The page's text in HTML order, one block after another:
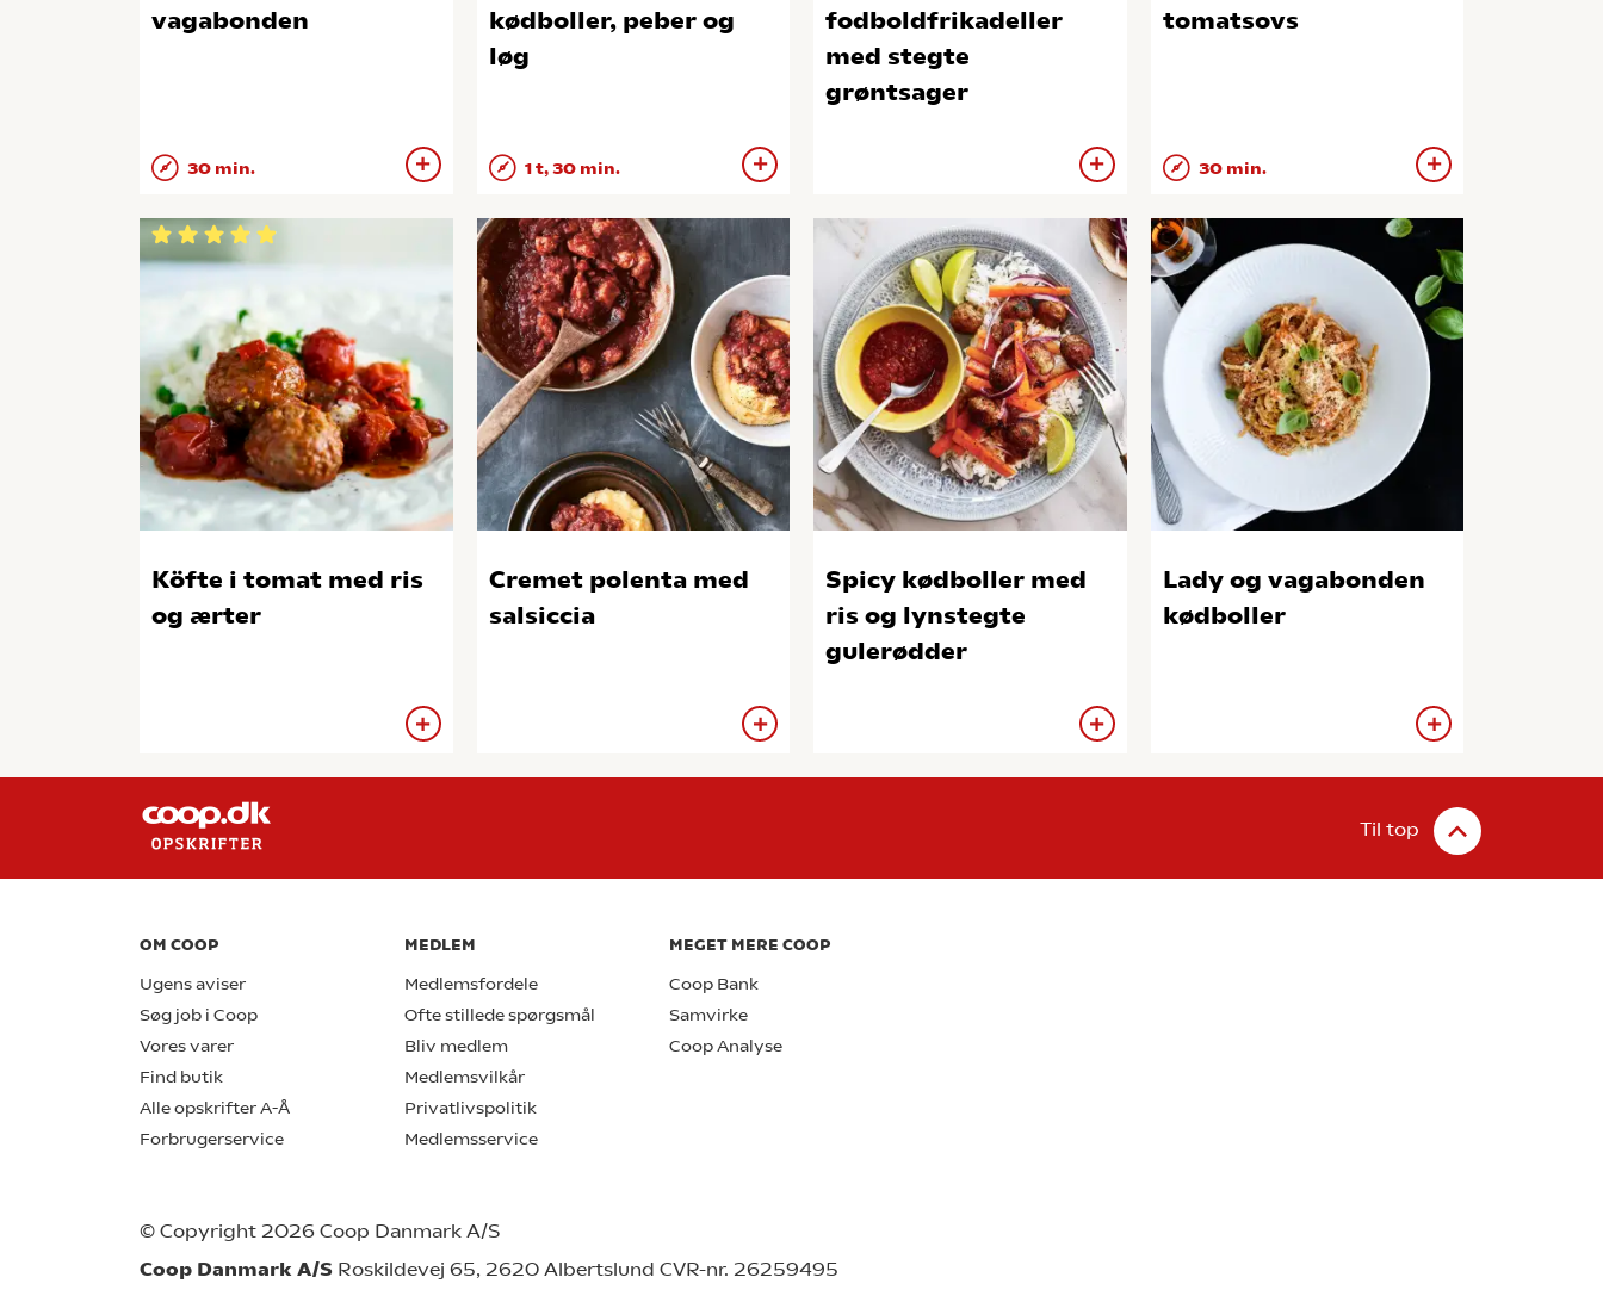
vagabonden
30 min.
kødboller, peber og
løg
1 t, 30 min.
fodboldfrikadeller
med stegte
grøntsager
tomatsovs
30 min.
Köfte i tomat med ris
og ærter
Cremet polenta med
salsiccia
Spicy kødboller med
ris og lynstegte
gulerødder
Lady og vagabonden
kødboller
Til top
OM COOP
Ugens aviser
Søg job i Coop
Vores varer
Find butik
Alle opskrifter A-Å
Forbrugerservice
MEDLEM
Medlemsfordele
Ofte stillede spørgsmål
Bliv medlem
Medlemsvilkår
Privatlivspolitik
Medlemsservice
MEGET MERE COOP
Coop Bank
Samvirke
Coop Analyse
© Copyright 2026 Coop Danmark A/S
Coop Danmark A/S Roskildevej 65, 2620 Albertslund CVR-nr. 26259495